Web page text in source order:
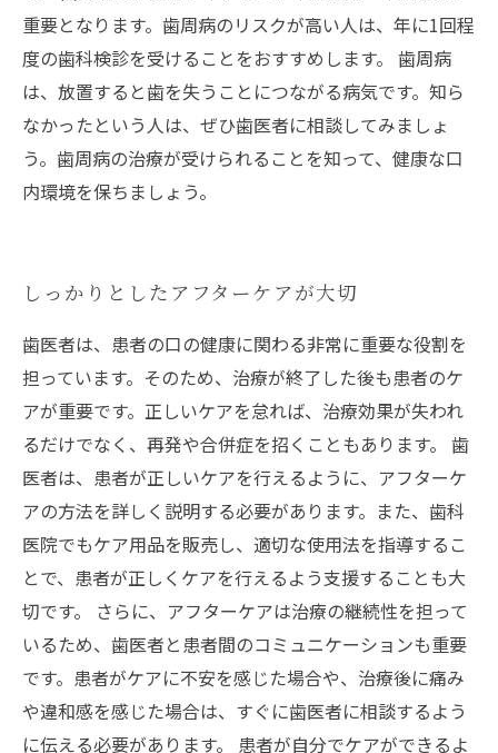
重要となります。歯周病のリスクが高い人は、年に1回程
度の歯科検診を受けることをおすすめします。 歯周病
は、放置すると歯を失うことにつながる病気です。知ら
なかったという人は、ぜひ歯医者に相談してみましょ
う。歯周病の治療が受けられることを知って、健康な口
内環境を保ちましょう。
しっかりとしたアフターケアが大切
歯医者は、患者の口の健康に関わる非常に重要な役割を
担っています。そのため、治療が終了した後も患者のケ
アが重要です。正しいケアを怠れば、治療効果が失われ
るだけでなく、再発や合併症を招くこともあります。 歯
医者は、患者が正しいケアを行えるように、アフターケ
アの方法を詳しく説明する必要があります。また、歯科
医院でもケア用品を販売し、適切な使用法を指導するこ
とで、患者が正しくケアを行えるよう支援することも大
切です。 さらに、アフターケアは治療の継続性を担って
いるため、歯医者と患者間のコミュニケーションも重要
です。患者がケアに不安を感じた場合や、治療後に痛み
や違和感を感じた場合は、すぐに歯医者に相談するよう
に伝える必要があります。 患者が自分でケアができるよ